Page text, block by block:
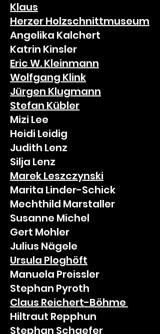
Klaus
HerzerHolzschnittmuseum
Angelika Kalchert
Katrin Kinsler
Eric W.Kleinmann
Wolfgang Klink
Jürgen Klugmann
Stefan Kübler
Mizi Lee
Heidi Leidig
Judith Lenz
Silja Lenz
MarekLeszczynski
Marita Linder-Schick
Mechthild Marstaller
Susanne Michel
Gert Mohler
Julius Nägele
Ursula Ploghöft
Manuela Preissler
Stephan Pyroth
Claus Reichert-Böhme
Hiltraut Repphun
Stephan Schaefer